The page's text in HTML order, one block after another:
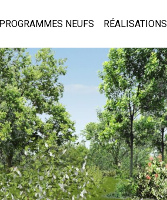
PROGRAMMES NEUFS RÉALISATIONS